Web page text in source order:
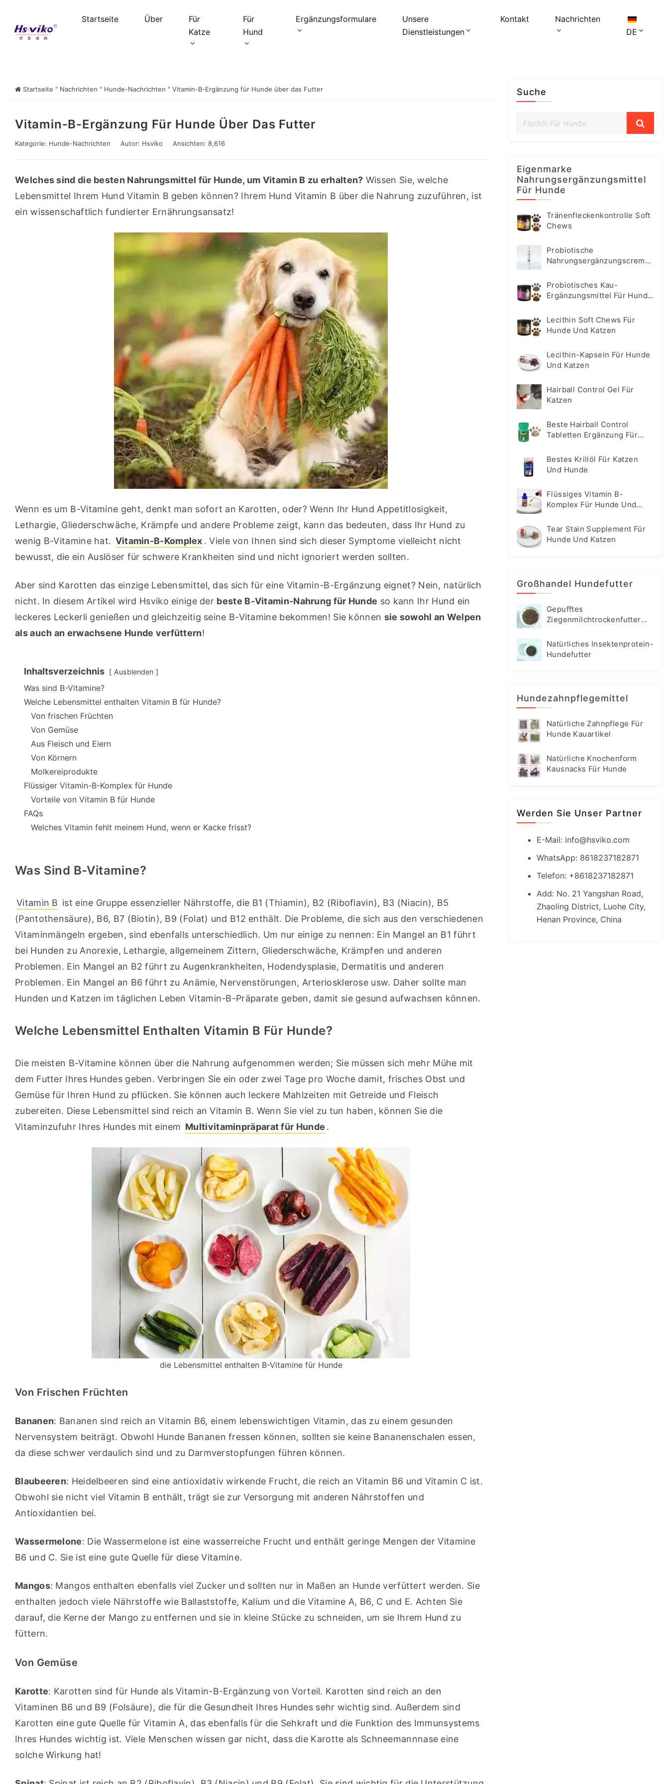
Startseite Über
Für
Katze
Für
Hund
Ergänzungsformulare
Unsere
Dienstleistungen
Kontakt
Nachrichten
DE
Startseite " Nachrichten " Hunde-Nachrichten " Vitamin-B-Ergänzung für Hunde über das Futter
Vitamin-B-Ergänzung Für Hunde Über Das Futter
Kategorie: Hunde-Nachrichten Autor: Hsviko Ansichten: 8,616
Welches sind die besten Nahrungsmittel für Hunde, um Vitamin B zu erhalten? Wissen Sie, welche
Lebensmittel Ihrem Hund Vitamin B geben können? Ihrem Hund Vitamin B über die Nahrung zuzuführen, ist
ein wissenschaftlich fundierter Ernährungsansatz!
Wenn es um B-Vitamine geht, denkt man sofort an Karotten, oder? Wenn Ihr Hund Appetitlosigkeit,
Lethargie, Gliederschwäche, Krämpfe und andere Probleme zeigt, kann das bedeuten, dass Ihr Hund zu
wenig B-Vitamine hat. Vitamin-B-Komplex . Viele von Ihnen sind sich dieser Symptome vielleicht nicht
bewusst, die ein Auslöser für schwere Krankheiten sind und nicht ignoriert werden sollten.
Aber sind Karotten das einzige Lebensmittel, das sich für eine Vitamin-B-Ergänzung eignet? Nein, natürlich
nicht. In diesem Artikel wird Hsviko einige der beste B-Vitamin-Nahrung für Hunde so kann Ihr Hund ein
leckeres Leckerli genießen und gleichzeitig seine B-Vitamine bekommen! Sie können sie sowohl an Welpen
als auch an erwachsene Hunde verfüttern!
Inhaltsverzeichnis Ausblenden
Was sind B-Vitamine?
Welche Lebensmittel enthalten Vitamin B für Hunde?
Von frischen Früchten
Von Gemüse
Aus Fleisch und Eiern
Von Körnern
Molkereiprodukte
Flüssiger Vitamin-B-Komplex für Hunde
Vorteile von Vitamin B für Hunde
FAQs
Welches Vitamin fehlt meinem Hund, wenn er Kacke frisst?
Was Sind B-Vitamine?
Vitamin B ist eine Gruppe essenzieller Nährstoffe, die B1 (Thiamin), B2 (Riboflavin), B3 (Niacin), B5
(Pantothensäure), B6, B7 (Biotin), B9 (Folat) und B12 enthält. Die Probleme, die sich aus den verschiedenen
Vitaminmängeln ergeben, sind ebenfalls unterschiedlich. Um nur einige zu nennen: Ein Mangel an B1 führt
bei Hunden zu Anorexie, Lethargie, allgemeinem Zittern, Gliederschwäche, Krämpfen und anderen
Problemen. Ein Mangel an B2 führt zu Augenkrankheiten, Hodendysplasie, Dermatitis und anderen
Problemen. Ein Mangel an B6 führt zu Anämie, Nervenstörungen, Arteriosklerose usw. Daher sollte man
Hunden und Katzen im täglichen Leben Vitamin-B-Präparate geben, damit sie gesund aufwachsen können.
Welche Lebensmittel Enthalten Vitamin B Für Hunde?
Die meisten B-Vitamine können über die Nahrung aufgenommen werden; Sie müssen sich mehr Mühe mit
dem Futter Ihres Hundes geben. Verbringen Sie ein oder zwei Tage pro Woche damit, frisches Obst und
Gemüse für Ihren Hund zu pflücken. Sie können auch leckere Mahlzeiten mit Getreide und Fleisch
zubereiten. Diese Lebensmittel sind reich an Vitamin B. Wenn Sie viel zu tun haben, können Sie die
Vitaminzufuhr Ihres Hundes mit einem Multivitaminpräparat für Hunde .
die Lebensmittel enthalten B-Vitamine für Hunde
Von Frischen Früchten
Bananen: Bananen sind reich an Vitamin B6, einem lebenswichtigen Vitamin, das zu einem gesunden
Nervensystem beiträgt. Obwohl Hunde Bananen fressen können, sollten sie keine Bananenschalen essen,
da diese schwer verdaulich sind und zu Darmverstopfungen führen können.
Blaubeeren: Heidelbeeren sind eine antioxidativ wirkende Frucht, die reich an Vitamin B6 und Vitamin C ist.
Obwohl sie nicht viel Vitamin B enthält, trägt sie zur Versorgung mit anderen Nährstoffen und
Antioxidantien bei.
Wassermelone: Die Wassermelone ist eine wasserreiche Frucht und enthält geringe Mengen der Vitamine
B6 und C. Sie ist eine gute Quelle für diese Vitamine.
Mangos: Mangos enthalten ebenfalls viel Zucker und sollten nur in Maßen an Hunde verfüttert werden. Sie
enthalten jedoch viele Nährstoffe wie Ballaststoffe, Kalium und die Vitamine A, B6, C und E. Achten Sie
darauf, die Kerne der Mango zu entfernen und sie in kleine Stücke zu schneiden, um sie Ihrem Hund zu
füttern.
Von Gemüse
Karotte: Karotten sind für Hunde als Vitamin-B-Ergänzung von Vorteil. Karotten sind reich an den
Vitaminen B6 und B9 (Folsäure), die für die Gesundheit Ihres Hundes sehr wichtig sind. Außerdem sind
Karotten eine gute Quelle für Vitamin A, das ebenfalls für die Sehkraft und die Funktion des Immunsystems
Ihres Hundes wichtig ist. Viele Menschen wissen gar nicht, dass die Karotte als Schneemannnase eine
solche Wirkung hat!
Suche
Eigenmarke
Nahrungsergänzungsmittel
Für Hunde
Tränenfleckenkontrolle Soft
Chews
Probiotische
Nahrungsergänzungscreme
Probiotisches Kau-
Ergänzungsmittel Für Hunde
Lecithin Soft Chews Für
Hunde Und Katzen
Lecithin-Kapseln Für Hunde
Und Katzen
Hairball Control Gel Für
Katzen
Beste Hairball Control
Tabletten Ergänzung Für
Bestes Krillöl Für Katzen
Und Hunde
Flüssiges Vitamin B-
Komplex Für Hunde Und
Tear Stain Supplement Für
Hunde Und Katzen
Großhandel Hundefutter
Gepufftes
Ziegenmilchtrockenfutter
Natürliches Insektenprotein-
Hundefutter
Hundezahnpflegemittel
Natürliche Zahnpflege Für
Hunde Kauartikel
Natürliche Knochenform
Kausnacks Für Hunde
Werden Sie Unser Partner
E-Mail: info@hsviko.com
WhatsApp: 8618237182871
Telefon: +8618237182871
Add: No. 21 Yangshan Road,
Zhaoling District, Luohe City,
Henan Province, China